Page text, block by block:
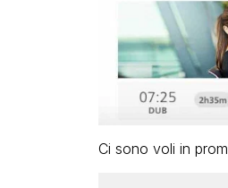
Ci sono voli in